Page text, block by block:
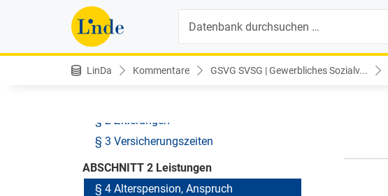
LinDa Kommentare GSVG SVSG | Gewerbliches Sozialv...
Bundesgesetzes BGBl. I Nr. 105/2025
Allgemeines Pensionsgesetz (APG)
Allgemeines Pensionsgesetz (APG)
ABSCHNITT 1 Allgemeine Bestimmungen
§ 2 Zitierungen
§ 3 Versicherungszeiten
ABSCHNITT 2 Leistungen
§ 4 Alterspension, Anspruch